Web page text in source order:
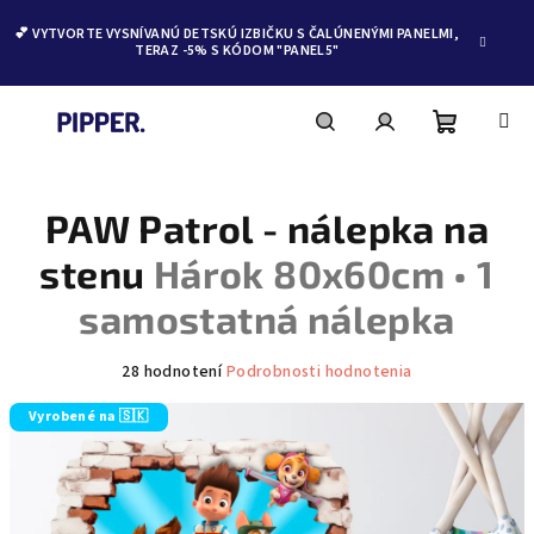
💕 VYTVORTE VYSNÍVANÚ DETSKÚ IZBIČKU S ČALÚNENÝMI PANELMI,
TERAZ -5% S KÓDOM "PANEL5"
košík
PAW Patrol - nálepka na
stenu Hárok 80x60cm • 1
samostatná nálepka
produktu
28 hodnoteníPodrobnosti hodnotenia
Vyrobené na 🇸🇰